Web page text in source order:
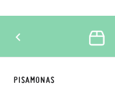
PISAMONAS